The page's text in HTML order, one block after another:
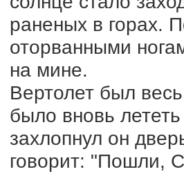
раненых в горах.
оторванными
на мине.
Вертолет был
было вновь
захлопнул он
говорит: "Пошли,